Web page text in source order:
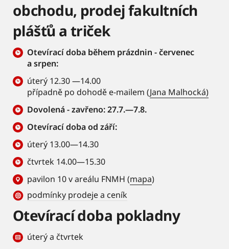
obchodu, prodej fakultních
plášťů a triček
Otevírací doba během prázdnin - červenec
a srpen:
úterý 12.30 —14.00
případně po dohodě e-mailem (Jana Malhocká)
Dovolená - zavřeno: 27.7.—7.8.
Otevírací doba od září:
úterý 13.00—14.30
čtvrtek 14.00—15.30
pavilon 10 v areálu FNMH (mapa)
podmínky prodeje a ceník
Otevírací doba pokladny
úterý a čtvrtek